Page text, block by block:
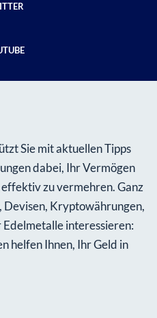
Sie mit aktuellen Tipps
dabei, Ihr Vermögen
zu vermehren. Ganz
Devisen, Kryptowährungen,
interessieren:
helfen Ihnen, Ihr Geld in